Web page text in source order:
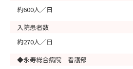
約600人／日
入院患者数
約270人／日
◆永寿総合病院 看護部